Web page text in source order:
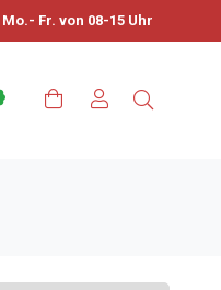
Mo.- Fr. von 08-15 Uhr